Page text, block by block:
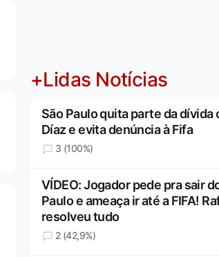
+Lidas Notícias
São Paulo quita parte da dívida
Díaz e evita denúncia à Fifa
3 (100%)
VÍDEO: Jogador pede pra sair
Paulo e ameaça ir até a FIFA!
resolveu tudo
2 (42,9%)